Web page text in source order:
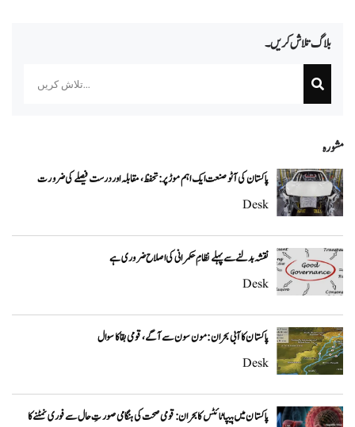
بلاگ تلاش کریں۔
مشورہ
پاکستان کی آٹو صنعت ایک اہم موڑ پر: تحفظ، مقابلہ اور درست فیصلے کی ضرورت
Desk
نقشہ بدلنے سے پہلے نظامِ حکمرانی کی اصلاح ضروری ہے
Desk
پاکستان کا آبی بحران: مون سون سے آگے، قومی بقا کا سوال
Desk
پاکستان میں ہیپاٹائٹس کا بحران: قومی صحت کی ہنگامی صورتِ حال سے فوری نمٹنے کا